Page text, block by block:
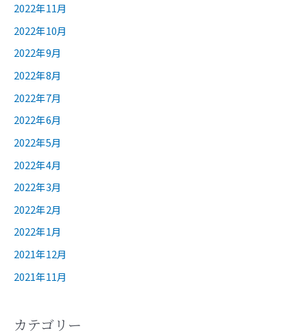
2022年11月
2022年10月
2022年9月
2022年8月
2022年7月
2022年6月
2022年5月
2022年4月
2022年3月
2022年2月
2022年1月
2021年12月
2021年11月
カテゴリー